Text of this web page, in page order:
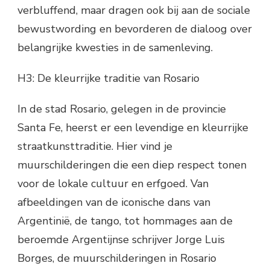
verbluffend, maar dragen ook bij aan de sociale
bewustwording en bevorderen de dialoog over
belangrijke kwesties in de samenleving.
H3: De kleurrijke traditie van Rosario
In de stad Rosario, gelegen in de provincie
Santa Fe, heerst er een levendige en kleurrijke
straatkunsttraditie. Hier vind je
muurschilderingen die een diep respect tonen
voor de lokale cultuur en erfgoed. Van
afbeeldingen van de iconische dans van
Argentinië, de tango, tot hommages aan de
beroemde Argentijnse schrijver Jorge Luis
Borges, de muurschilderingen in Rosario